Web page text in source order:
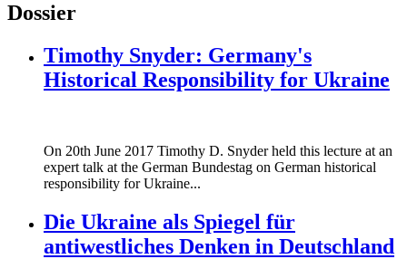
Dossier
Timothy Snyder: Germany's
Historical Responsibility for Ukraine
On 20th June 2017 Timothy D. Snyder held this lecture at an
expert talk at the German Bundestag on German historical
responsibility for Ukraine...
Die Ukraine als Spiegel für
antiwestliches Denken in Deutschland